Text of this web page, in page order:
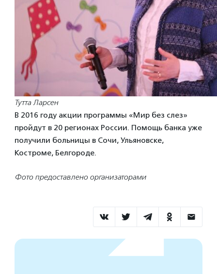
Тутта Ларсен
В 2016 году акции программы «Мир без слез»
пройдут в 20 регионах России. Помощь банка уже
получили больницы в Сочи, Ульяновске,
Костроме, Белгороде.
Фото предоставлено организаторами